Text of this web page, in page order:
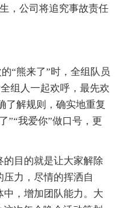
，公司将追究事故责任
“熊来了”时，全组队员
组人一起欢呼，最先欢
了解规则，确实地重复
”“我爱你”做口号，更
目的就是让大家解除
力，尽情的挥洒自
，增加团队能力。大